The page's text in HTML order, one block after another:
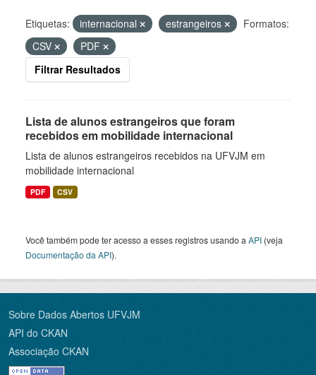
Etiquetas: internacional estrangeiros
Formatos:
CSV
PDF
Filtrar Resultados
Lista de alunos estrangeiros que foram
recebidos em mobilidade internacional
Lista de alunos estrangeiros recebidos na UFVJM em
mobilidade internacional
PDF CSV
Você também pode ter acesso a esses registros usando a API (veja
Documentação da API).
Sobre Dados Abertos UFVJM
API do CKAN
Associação CKAN